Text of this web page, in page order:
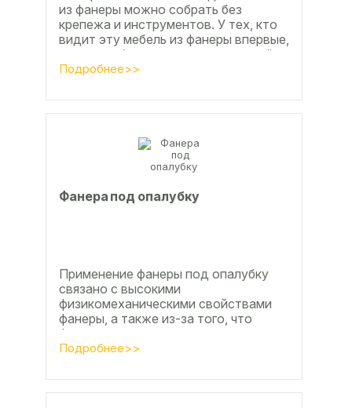
из фанеры можно собрать без
крепежа и инструментов. У тех, кто
видит эту мебель из фанеры впервые,
реакция обычно состоит из четырёх
букв
Подробнее>>
Фанера под опалубку
Применение фанеры под опалубку
связано с высокими
физикомеханическими свойствами
фанеры, а также из-за того, что
фанера позволяет получать
достаточно большие ровные
Подробнее>>